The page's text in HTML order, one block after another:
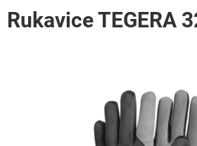
Rukavice TEGERA